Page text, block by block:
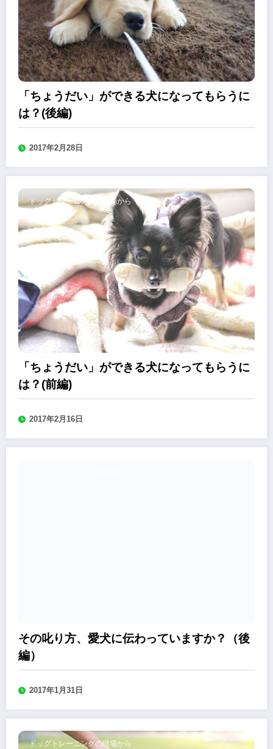
「ちょうだい」ができる犬になってもらうに
は？(後編)
2017年2月28日
ドッグトレーニングの現場から
「ちょうだい」ができる犬になってもらうに
は？(前編)
2017年2月16日
その叱り方、愛犬に伝わっていますか？（後
編）
2017年1月31日
ドッグトレーニングの現場から